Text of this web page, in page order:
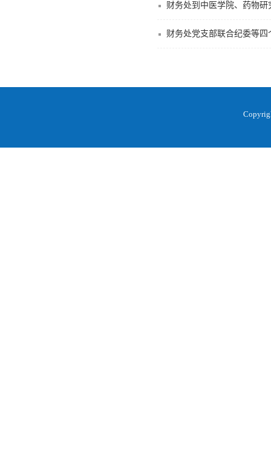
财务处到中医学院、药物
财务处党支部联合纪委等